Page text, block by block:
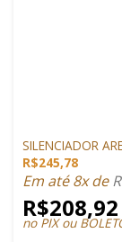
SILENCIADOR
R$245,78
Em até 8x de
R$208,92
no PIX ou